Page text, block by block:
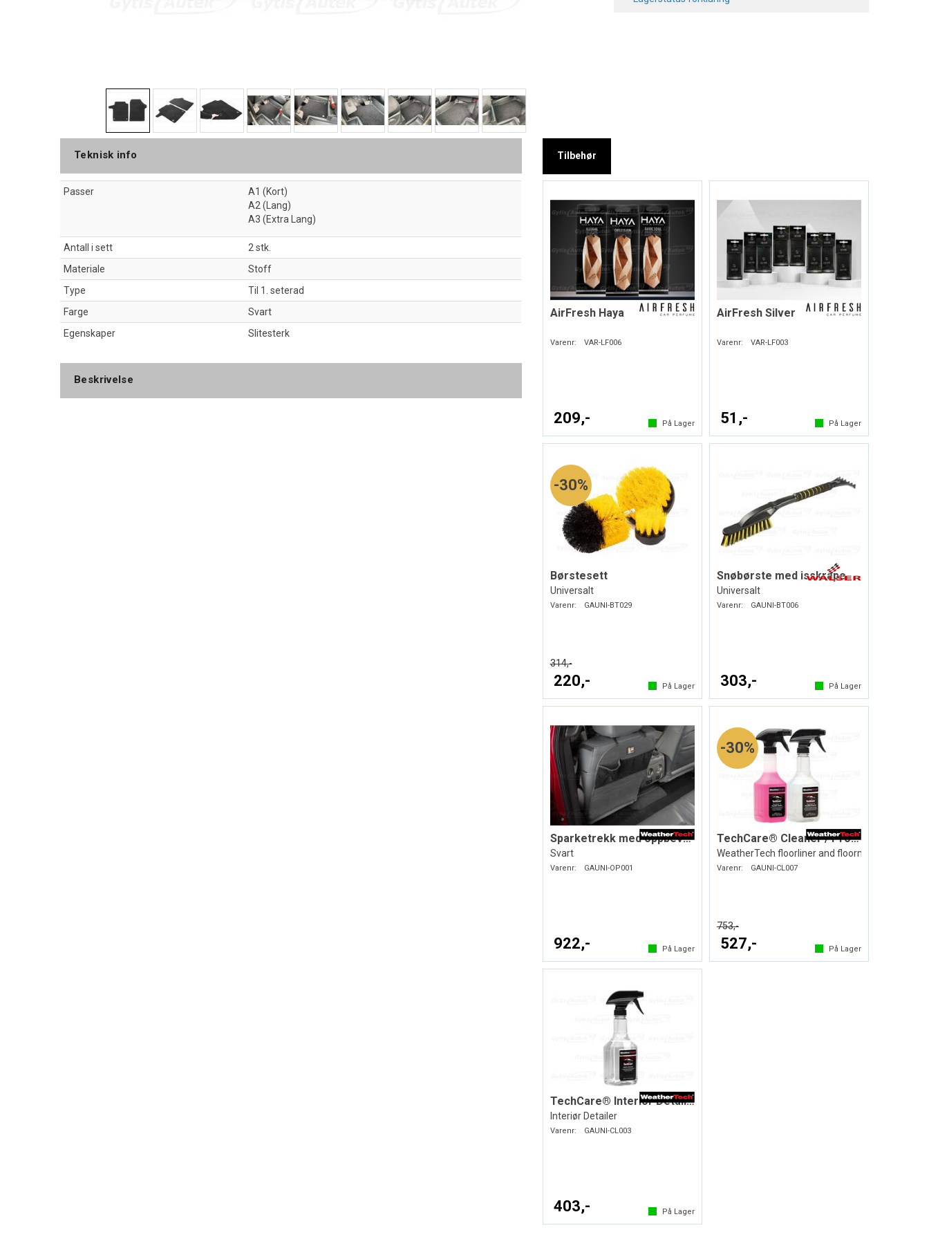
Teknisk info
Passer
A1 (Kort)
A2 (Lang)
A3 (Extra Lang)
Antall i sett
2 stk.
Materiale
Stoff
Type
Til 1. seterad
Farge
Svart
Egenskaper
Slitesterk
Beskrivelse
Tilbehør
AirFresh Haya
Varenr: VAR-LF006
209,- På Lager
AirFresh Silver
Varenr: VAR-LF003
51,- På Lager
30%
Børstesett
Universalt
Varenr: GAUNI-BT029
314,-
220,- På Lager
Snøbørste med isskrape
Universalt
Varenr: GAUNI-BT006
303,- På Lager
Sparketrekk med oppbevaring
Svart
Varenr: GAUNI-OP001
922,- På Lager
30%
TechCare® Cleaner / Protector
WeatherTech floorliner and floormat
Varenr: GAUNI-CL007
753,-
527,- På Lager
TechCare® Interior Detailer
Interiør Detailer
Varenr: GAUNI-CL003
403,- På Lager